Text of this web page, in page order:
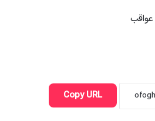
عواقب
Copy URL